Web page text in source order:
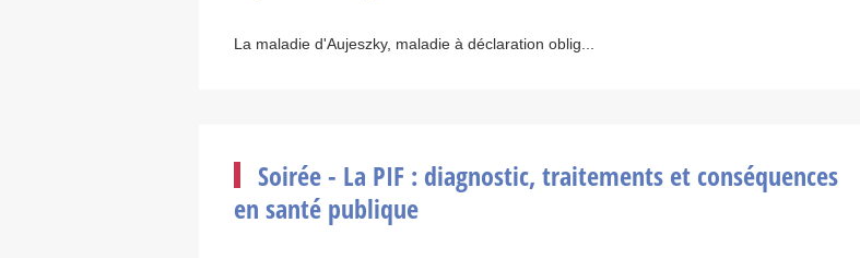
La maladie d'Aujeszky, maladie à déclaration oblig...
Soirée - La PIF : diagnostic, traitements et conséquences
en santé publique